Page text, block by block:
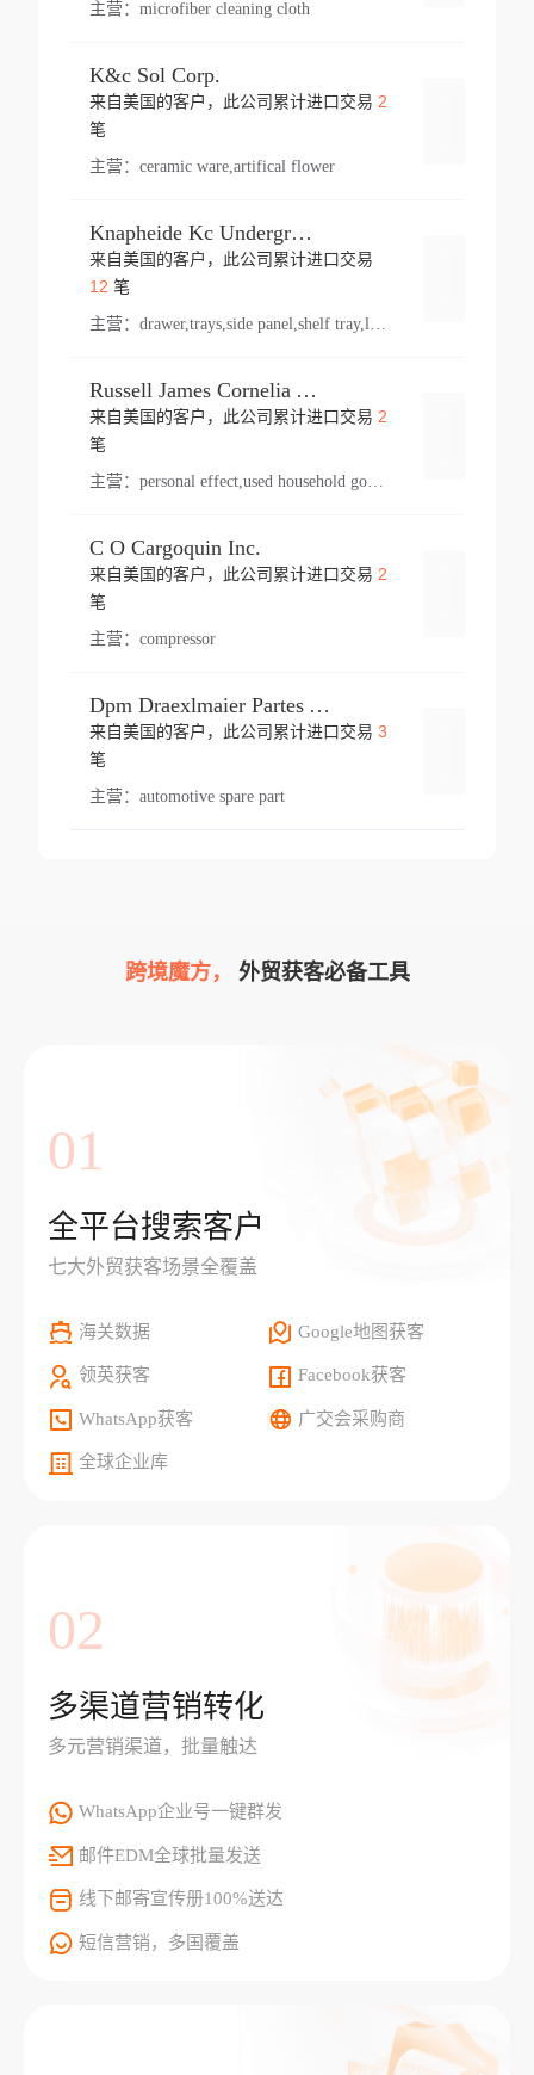
主营： microfiber cleaning cloth
K&c Sol Corp.
来自美国的客户，此公司累计进口交易 2
笔
主营： ceramic ware,artifical flower
Knapheide Kc Underground
来自美国的客户，此公司累计进口交易
12 笔
主营：
Russell James Cornelia Arlington Va
来自美国的客户，此公司累计进口交易 2
笔
主营： personal effect,used household goods
C O Cargoquin Inc.
来自美国的客户，此公司累计进口交易 2
笔
主营： compressor
Dpm Draexlmaier Partes Automotrices Corr Ind Huejotzingo
来自美国的客户，此公司累计进口交易 3
笔
主营： automotive spare part
跨境魔方， 外贸获客必备工具
01
全平台搜索客户
七大外贸获客场景全覆盖
海关数据 Google地图获客
领英获客 Facebook获客
WhatsApp获客 广交会采购商
全球企业库
02
多渠道营销转化
多元营销渠道，批量触达
WhatsApp企业号一键群发
邮件EDM全球批量发送
线下邮寄宣传册100%送达
短信营销，多国覆盖